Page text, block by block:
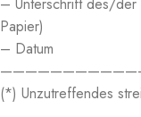
– Unterschrift des/der
Papier)
– Datum
(*) Unzutreffendes